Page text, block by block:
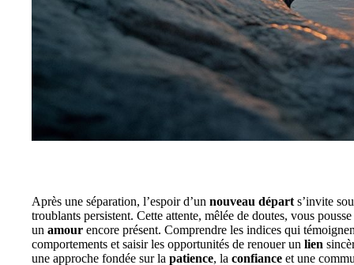
Après une séparation, l’espoir d’un nouveau départ s’invite
troublants persistent. Cette attente, mêlée de doutes, vous
un amour encore présent. Comprendre les indices qui
comportements et saisir les opportunités de renouer un lien
une approche fondée sur la patience, la confiance et une